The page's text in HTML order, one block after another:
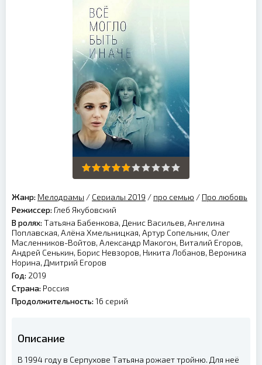
Жанр: Мелодрамы / Сериалы 2019 / про семью / Про любовь
Режиссер: Глеб Якубовский
В ролях: Татьяна Бабенкова, Денис Васильев, Ангелина
Поплавская, Алёна Хмельницкая, Артур Сопельник, Олег
Масленников-Войтов, Александр Макогон, Виталий Егоров,
Андрей Сенькин, Борис Невзоров, Никита Лобанов, Вероника
Норина, Дмитрий Егоров
Год: 2019
Страна: Россия
Продолжительность: 16 серий
Описание
В 1994 году в Серпухове Татьяна рожает тройню. Для неё